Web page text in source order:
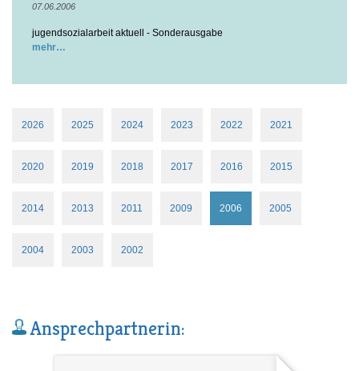
07.06.2006
jugendsozialarbeit aktuell - Sonderausgabe
mehr
2026 2025 2024 2023 2022 2021
2020 2019 2018 2017 2016 2015
2014 2013 2011 2009 2006 2005
2004 2003 2002
Ansprechpartnerin: